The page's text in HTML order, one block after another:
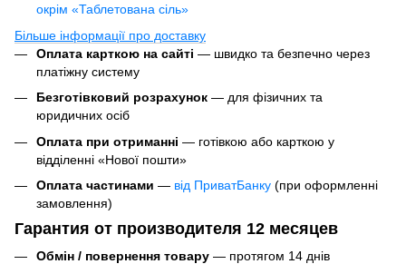
окрім «Таблетована сіль»
Більше інформації про доставку
Оплата карткою на сайті — швидко та безпечно через
платіжну систему
Безготівковий розрахунок — для фізичних та
юридичних осіб
Оплата при отриманні — готівкою або карткою у
відділенні «Нової пошти»
Оплата частинами — від ПриватБанку (при оформленні
замовлення)
Гарантия от производителя 12 месяцев
Обмін / повернення товару — протягом 14 днів